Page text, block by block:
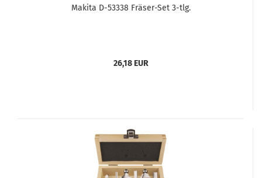
Makita D-53338 Fräser-Set 3-tlg.
26,18 EUR